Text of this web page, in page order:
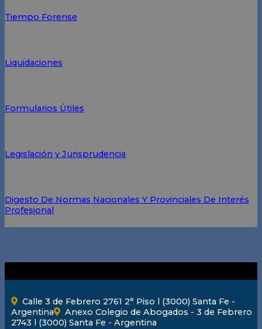
Tiempo Forense
Liquidaciones
Formularios Útiles
Legislación y Jurisprudencia
Digesto De Normas Nacionales Y Provinciales De Interés
Profesional
Calle 3 de Febrero 2761 2° Piso l (3000) Santa Fe -
Argentina
Anexo Colegio de Abogados - 3 de Febrero
2743 l (3000) Santa Fe - Argentina